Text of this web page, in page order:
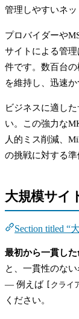
管理しやすいネッ
プロバイダーや
サイトによる管
件です。数百台
を維持し、迅速
ビジネスに適し
い。この強力な
人的ミス削減、
の挑戦に対する準
大規模サイ
Section titled “
最初から一貫した
と、一貫性のな
— 例えば
[クラ
ください。